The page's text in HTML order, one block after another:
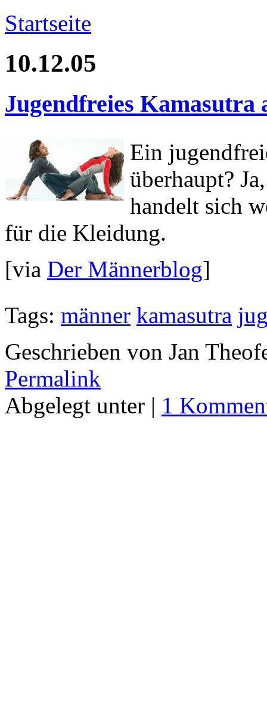
Startseite
10.12.05
Jugendfreies
Ein
überhaupt?
handelt sich
für die Kleidung.
[via Der Männerblog]
Tags: männer kamasutra
Geschrieben von Jan
Permalink
Abgelegt unter | 1